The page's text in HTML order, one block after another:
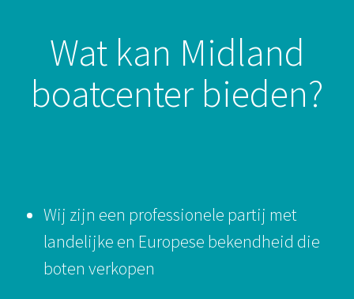
Wat kan Midland
boatcenter bieden?
Wij zijn een professionele partij met
landelijke en Europese bekendheid die
boten verkopen